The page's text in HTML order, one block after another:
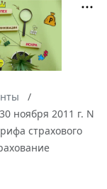
ноября 2011 г. N
страхового